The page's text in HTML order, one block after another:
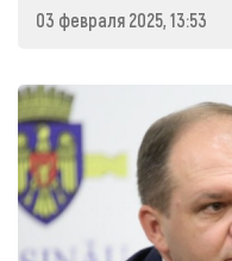
03 февраля 2025, 13:53